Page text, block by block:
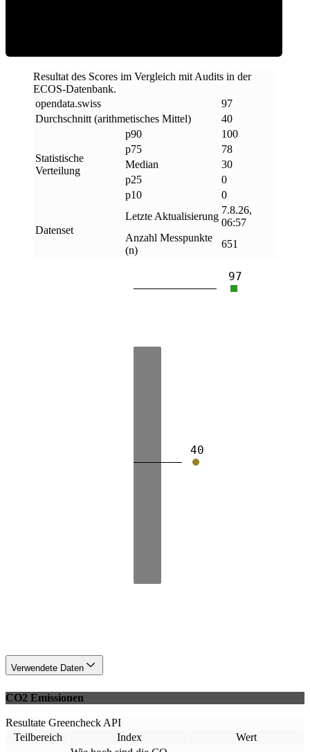
Resultat des Scores im Vergleich mit Audits in der
ECOS-Datenbank.
opendata.swiss
97
Durchschnitt (arithmetisches Mittel)
40
Statistische
Verteilung
p90
100
p75
78
Median
30
p25
0
p10
0
Datenset
Letzte Aktualisierung
7.8.26,
06:57
Anzahl Messpunkte
(n)
651
97
40
Verwendete Daten
CO2 Emissionen
Resultate Greencheck API
Teilbereich
Index
Wert